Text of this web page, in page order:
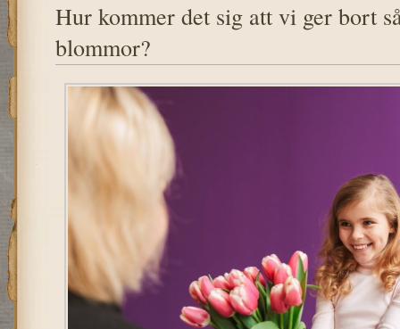
Hur kommer det sig att vi ger bort
blommor?